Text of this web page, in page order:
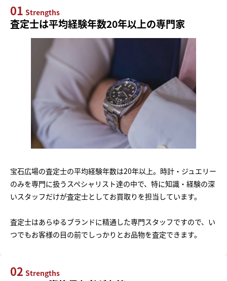
01 Strengths
査定士は平均経験年数20年以上の専門家
宝石広場の査定士の平均経験年数は20年以上。時計・ジュエリー
のみを専門に扱うスペシャリスト達の中で、特に知識・経験の深
いスタッフだけが査定士としてお買取りを担当しています。
査定士はあらゆるブランドに精通した専門スタッフですので、い
つでもお客様の目の前でしっかりとお品物を査定できます。
02 Strengths